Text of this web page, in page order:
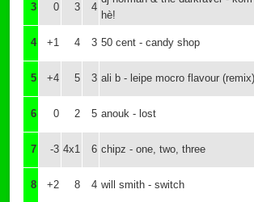
3 0 3 4
hè!
4 +1 4 3 50 cent - candy shop
5 +4 5 3 ali b - leipe mocro flavour (remix)
6 0 2 5 anouk - lost
7 -3 4x1 6 chipz - one, two, three
8 +2 8 4 will smith - switch